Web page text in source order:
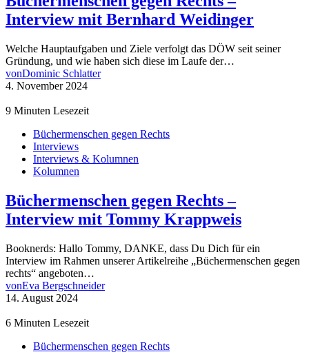
Interview mit Bernhard Weidinger
Welche Hauptaufgaben und Ziele verfolgt das DÖW seit seiner
Gründung, und wie haben sich diese im Laufe der…
vonDominic Schlatter
4. November 2024
9 Minuten Lesezeit
Büchermenschen gegen Rechts
Interviews
Interviews & Kolumnen
Kolumnen
Büchermenschen gegen Rechts –
Interview mit Tommy Krappweis
Booknerds: Hallo Tommy, DANKE, dass Du Dich für ein
Interview im Rahmen unserer Artikelreihe „Büchermenschen gegen
rechts“ angeboten…
vonEva Bergschneider
14. August 2024
6 Minuten Lesezeit
Büchermenschen gegen Rechts